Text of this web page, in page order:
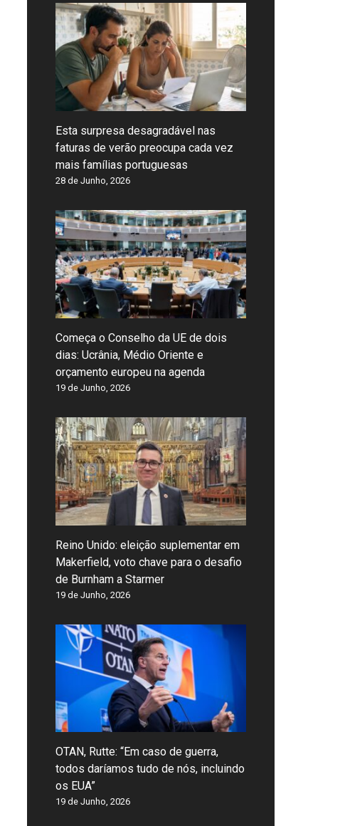
Esta surpresa desagradável nas
faturas de verão preocupa cada vez
mais famílias portuguesas
28 de Junho, 2026
Começa o Conselho da UE de dois
dias: Ucrânia, Médio Oriente e
orçamento europeu na agenda
19 de Junho, 2026
Reino Unido: eleição suplementar em
Makerfield, voto chave para o desafio
de Burnham a Starmer
19 de Junho, 2026
OTAN, Rutte: “Em caso de guerra,
todos daríamos tudo de nós, incluindo
os EUA”
19 de Junho, 2026